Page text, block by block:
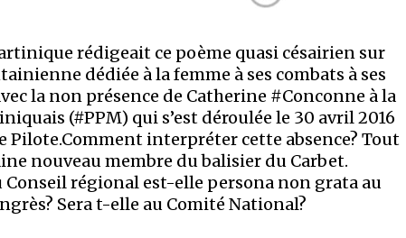
rédigeait ce poème quasi césairien sur
dédiée à la femme à ses combats à ses
la non présence de Catherine #Conconne à la
(#PPM) qui s’est déroulée le 30 avril 2016
Pilote.Comment interpréter cette absence? Tout
nouveau membre du balisier du Carbet.
régional est-elle persona non grata au
Sera t-elle au Comité National?